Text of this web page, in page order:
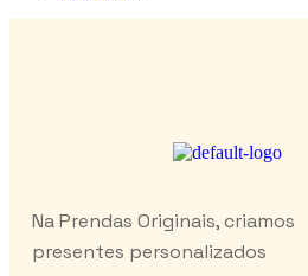
Na Prendas Originais, criamos
presentes personalizados